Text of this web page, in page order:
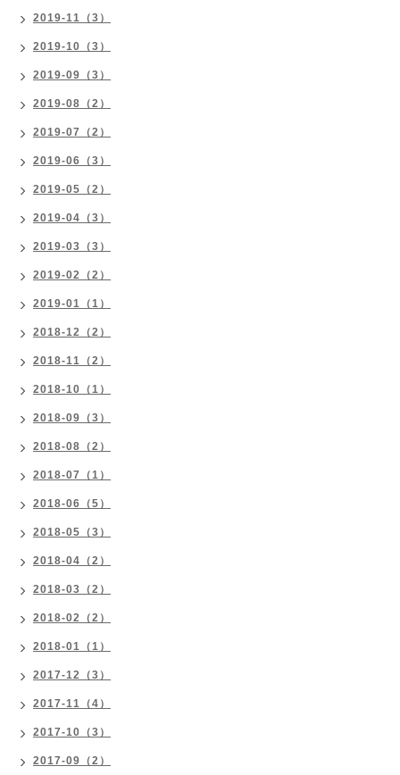
2019-11（3）
2019-10（3）
2019-09（3）
2019-08（2）
2019-07（2）
2019-06（3）
2019-05（2）
2019-04（3）
2019-03（3）
2019-02（2）
2019-01（1）
2018-12（2）
2018-11（2）
2018-10（1）
2018-09（3）
2018-08（2）
2018-07（1）
2018-06（5）
2018-05（3）
2018-04（2）
2018-03（2）
2018-02（2）
2018-01（1）
2017-12（3）
2017-11（4）
2017-10（3）
2017-09（2）